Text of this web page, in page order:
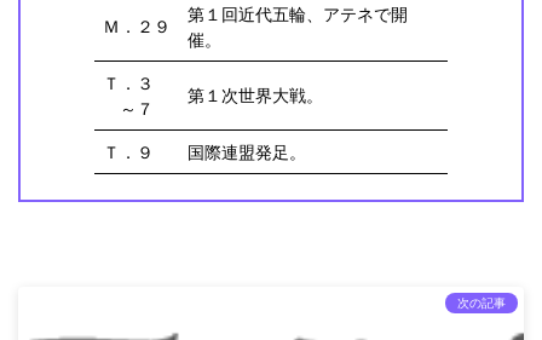
Ｍ．２９
第１回近代五輪、アテネで開
催。
Ｔ．３
～７
第１次世界大戦。
Ｔ．９ 国際連盟発足。
次の記事